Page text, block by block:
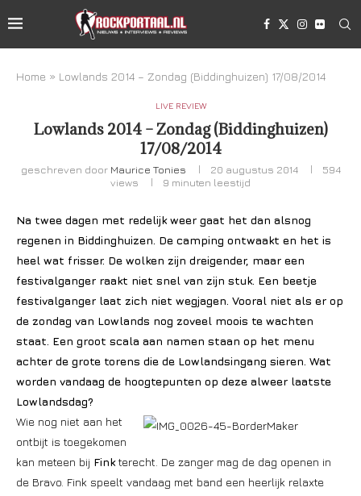
Home » Lowlands 2014 – Zondag (Biddinghuizen) 17/08/2014
LIVE REVIEW
Lowlands 2014 – Zondag (Biddinghuizen)
17/08/2014
geschreven door Maurice Tonies 20 augustus 2014
594
views
9 minuten leestijd
Na twee dagen met redelijk weer gaat het dan alsnog
regenen in Biddinghuizen. De camping ontwaakt en het is
heel wat frisser. De wolken zijn dreigender, maar een
festivalganger raakt niet snel van zijn stuk. Een beetje
festivalganger laat zich niet wegjagen. Vooral niet als er op
de zondag van Lowlands nog zoveel moois te wachten
staat. Een groot scala aan namen staan op het menu
achter de grote torens die de Lowlandsingang sieren. Wat
worden vandaag de hoogtepunten op deze alweer laatste
Lowlandsdag?
Wie nog niet aan het
ontbijt is toegekomen
kan meteen bij Finkterecht. De zanger mag de dag openen in
de Bravo. Fink speelt vandaag met band een heerlijk relaxte